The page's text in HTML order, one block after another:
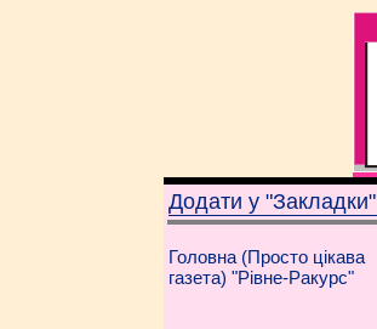
Додати у "Закладки"
Головна (Просто цікава
газета) "Рівне-Ракурс"